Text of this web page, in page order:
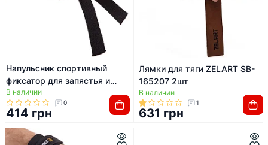
Напульсник спортивный
фиксатор для запястья и
кисти с лямкой для тяги
ZELART SB-167052 2шт
В наличии
0
414 грн
Лямки для тяги ZELART SB-
165207 2шт
В наличии
1
631 грн